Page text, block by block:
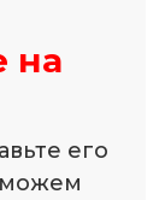
на
его